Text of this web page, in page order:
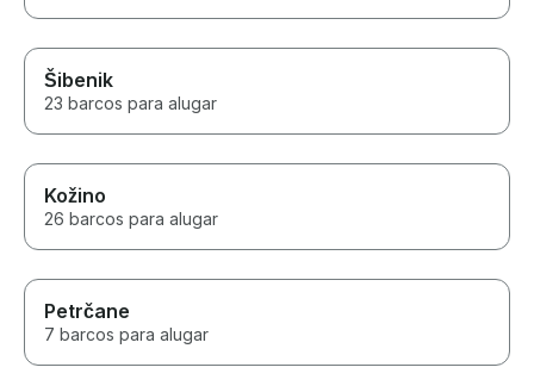
Šibenik
23 barcos para alugar
Kožino
26 barcos para alugar
Petrčane
7 barcos para alugar